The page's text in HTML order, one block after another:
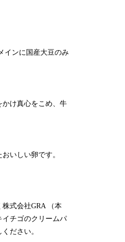
インに国産大豆のみ
け真心をこめ、牛
いしい卵です。
式会社GRA （本
チゴのクリームパ
ださい。